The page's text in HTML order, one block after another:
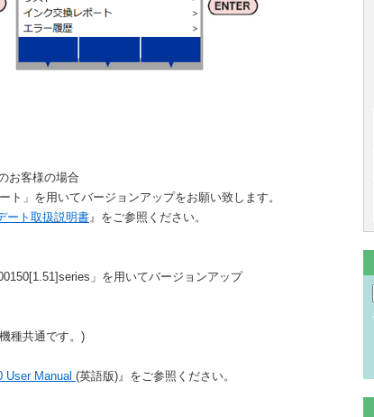
お客様の場合
」を用いてバージョンアップをお願い致します。
ート取扱説明書』をご参照ください。
」を用いてバージョンアップ
種共通です。)
User Manual (英語版)』をご参照ください。